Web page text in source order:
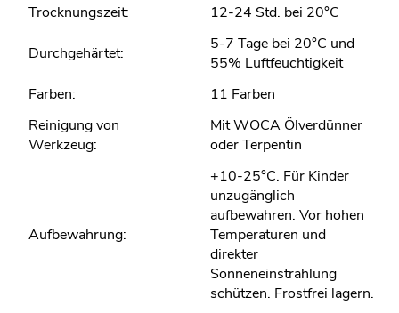
Trocknungszeit:
12-24 Std. bei 20°C
Durchgehärtet:
5-7 Tage bei 20°C und
55% Luftfeuchtigkeit
Farben:
11 Farben
Reinigung von
Werkzeug:
Mit WOCA Ölverdünner
oder Terpentin
Aufbewahrung:
+10-25°C. Für Kinder
unzugänglich
aufbewahren. Vor hohen
Temperaturen und
direkter
Sonneneinstrahlung
schützen. Frostfrei lagern.